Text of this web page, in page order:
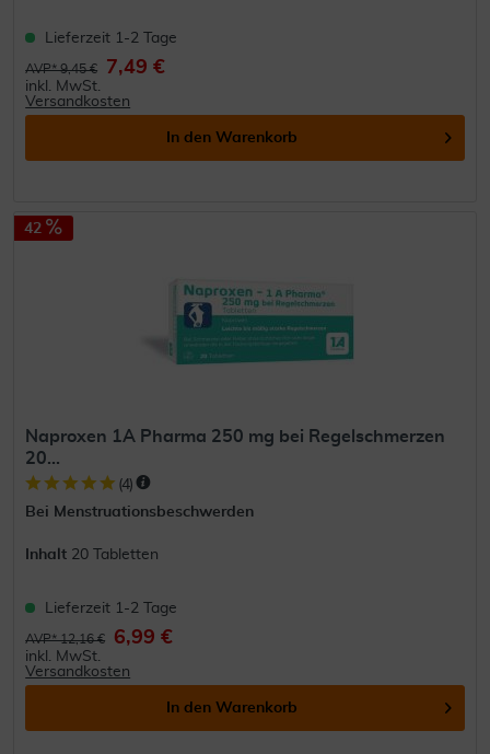
Lieferzeit 1-2 Tage
AVP* 9,45 € 7,49 €
inkl. MwSt.
Versandkosten
In den Warenkorb
42
Naproxen 1A Pharma 250 mg bei Regelschmerzen
20...
(4)
Bei Menstruationsbeschwerden
Inhalt 20 Tabletten
Lieferzeit 1-2 Tage
AVP* 12,16 € 6,99 €
inkl. MwSt.
Versandkosten
In den Warenkorb